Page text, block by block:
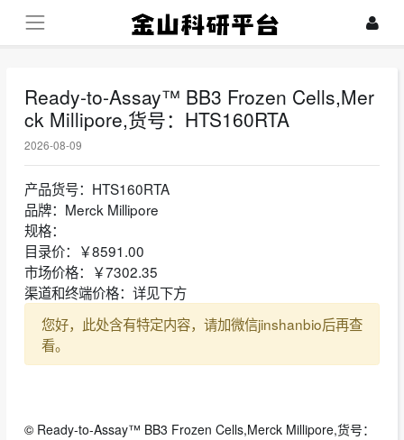
Ready-to-Assay™ BB3 Frozen Cells,Mer
ck Millipore,货号：HTS160RTA
2026-08-09
产品货号：HTS160RTA
品牌：Merck Millipore
规格：
目录价：￥8591.00
市场价格：￥7302.35
渠道和终端价格：详见下方
您好，此处含有特定内容，请加微信jinshanbio后再查
看。
© Ready-to-Assay™ BB3 Frozen Cells,Merck Millipore,货号：